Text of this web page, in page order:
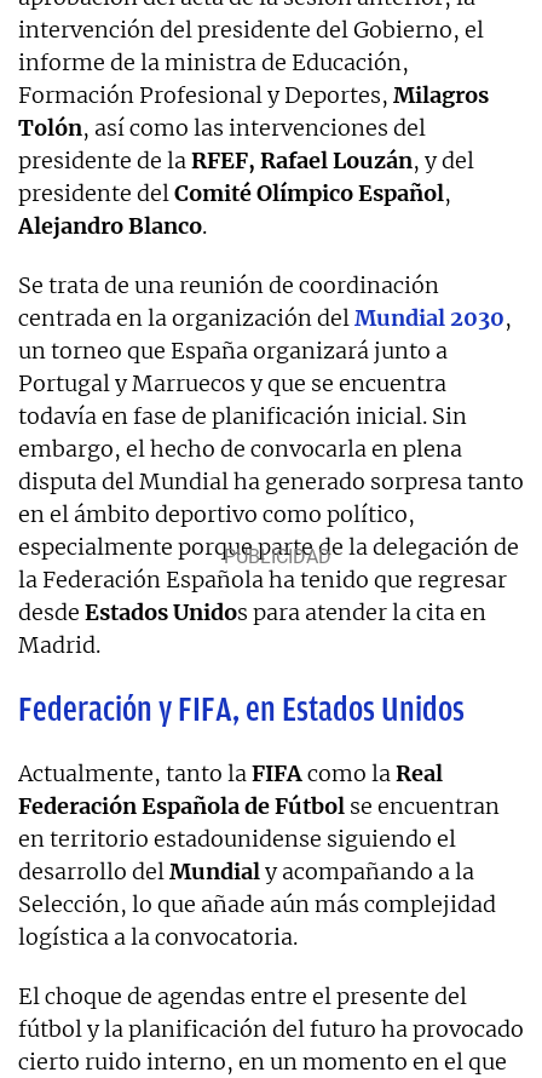
intervención del presidente del Gobierno, el
informe de la ministra de Educación,
Formación Profesional y Deportes, Milagros
Tolón, así como las intervenciones del
presidente de laRFEF, Rafael Louzán, y del
presidente delComité Olímpico Español,
Alejandro Blanco.
Se trata de una reunión de coordinación
centrada en la organización delMundial 2030,
un torneo que España organizará junto a
Portugal y Marruecos y que se encuentra
todavía en fase de planificación inicial. Sin
embargo, el hecho de convocarla en plena
disputa del Mundial ha generado sorpresa tanto
en el ámbito deportivo como político,
especialmente porque parte de la delegación de
la Federación Española ha tenido que regresar
desde Estados Unidos para atender la cita en
Madrid.
Federación y FIFA, en Estados Unidos
Actualmente, tanto laFIFAcomo laReal
Federación Española de Fútbol se encuentran
en territorio estadounidense siguiendo el
desarrollo delMundialy acompañando a la
Selección, lo que añade aún más complejidad
logística a la convocatoria.
El choque de agendas entre el presente del
fútbol y la planificación del futuro ha provocado
cierto ruido interno, en un momento en el que